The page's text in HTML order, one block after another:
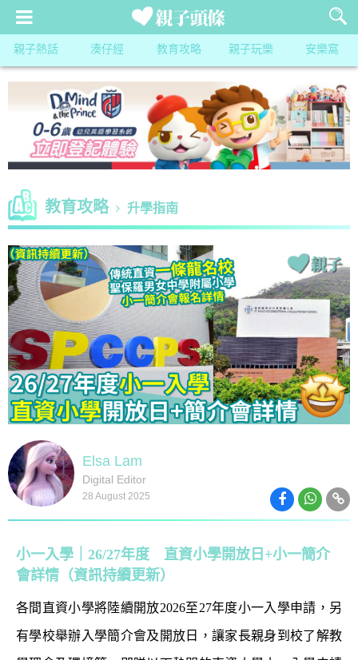
親子熱話 湊仔經 教育攻略 親子玩樂 安樂窩
教育攻略 升學指南
Elsa Lam
Digital Editor
28 August 2025
小一入學｜26/27年度 直資小學開放日+小一簡介
會詳情（資訊持續更新）
各間直資小學將陸續開放2026至27年度小一入學申請，另
有學校舉辦入學簡介會及開放日，讓家長親身到校了解教